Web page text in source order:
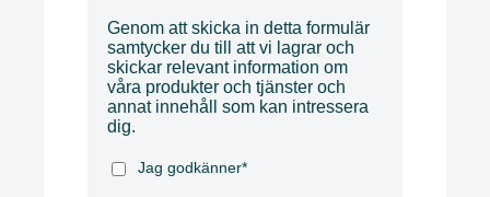
Genom att skicka in detta formulär
samtycker du till att vi lagrar och
skickar relevant information om
våra produkter och tjänster och
annat innehåll som kan intressera
dig.
Jag godkänner*